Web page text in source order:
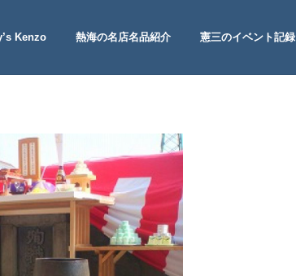
Site
Kenzo 熱海の名店名品紹介 憲三のイベント記録